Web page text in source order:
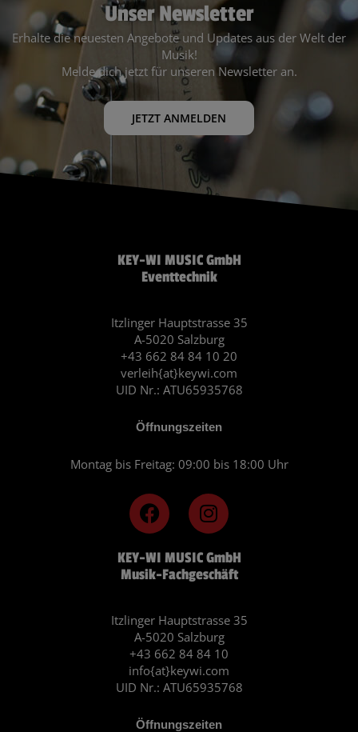
Unser Newsletter
Erhalte die neuesten Angebote und Updates aus der Welt der
Musik!
Melde dich jetzt für unseren Newsletter an.
JETZT ANMELDEN
KEY-WI MUSIC GmbH
Musik-Fachgeschäft
Itzlinger Hauptstrasse 35
A-5020 Salzburg
+43 662 84 84 10
info{at}keywi.com
UID Nr.: ATU65935768
Öffnungszeiten
F
a
c
e
b
o
k
I
n
s
t
a
r
a
m
KEY-WI MUSIC GmbH
Eventtechnik
Itzlinger Hauptstrasse 35
A-5020 Salzburg
+43 662 84 84 10 20
verleih{at}keywi.com
UID Nr.: ATU65935768
Öffnungszeiten
Montag bis Freitag: 09:00 bis 18:00 Uhr